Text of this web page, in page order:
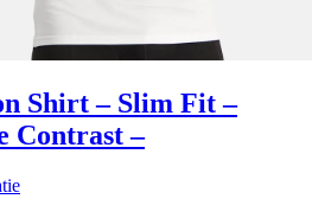
Shirt – Slim Fit –
Contrast –